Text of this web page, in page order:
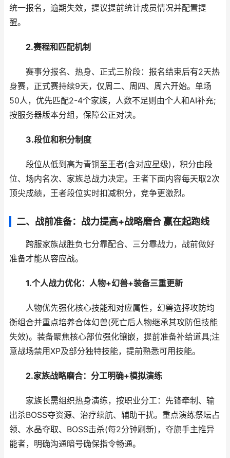
统一报名，逾期失效，提议提前统计成员情况并配置提
醒。
2.赛程和匹配机制
赛事分报名、热身、正式三阶段：报名结束后有2天热
身赛，正式赛持续9天，仅周二、周四、周六开始。单场
50人，优先匹配2-4个家族，人数不足则由个人和AI补充;
按服务器版本分组，保障公正对决。
3.段位和积分制度
段位从低到高为青铜至王者(含对应星级)，积分由段
位、场内名次、家族总战力决定。王者下面内容每天取2次
顶尖成绩，王者段位实时扣减积分，竞争更激烈。
二、战前准备：战力提高+战略磨合 赢在起跑线
跨服家族战胜负七分靠配合、三分靠战力，战前做好
准备才能从容应战。
1.个人战力优化：人物+幻兽+装备三重更新
人物优先强化核心技能和对应属性，幻兽选择攻防均
衡组合并重点培养合体幻兽(死亡后人物继承其攻防但技能
失效)。装备聚焦核心部位强化镶嵌，提前准备补给道具;注
意战场禁用XP及部分独特技能，提前熟悉可用技能。
2.家族战略磨合：分工明确+模拟演练
家族长需组织热身演练，按职业分工：先锋牵制、输
出杀BOSS夺资源、治疗续航、辅助干扰。重点演练祭坛占
领、水晶夺取、BOSS击杀(每2分钟刷新)，夺旗手主推异
能者，明确沟通暗号确保指令畅通。